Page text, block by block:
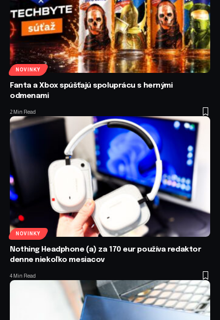
NOVINKY
Fanta a Xbox spúšťajú spoluprácu s hernými
odmenami
2 Min Read
NOVINKY
Nothing Headphone (a) za 170 eur používa redaktor
denne niekoľko mesiacov
4 Min Read